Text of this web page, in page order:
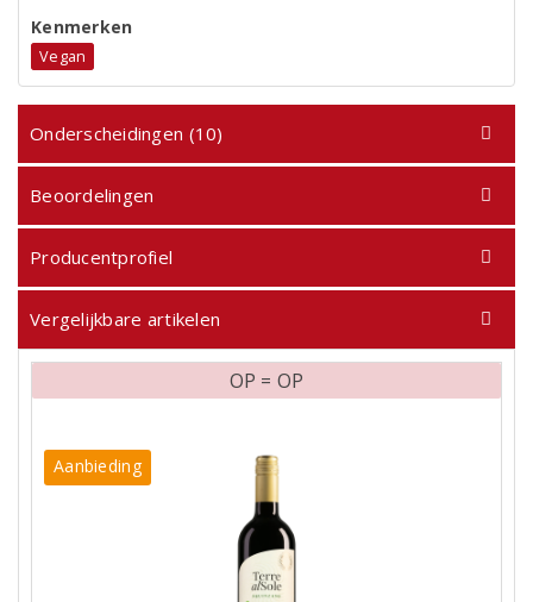
Kenmerken
Vegan
Onderscheidingen (10)
Beoordelingen
Producentprofiel
Vergelijkbare artikelen
OP = OP
Aanbieding